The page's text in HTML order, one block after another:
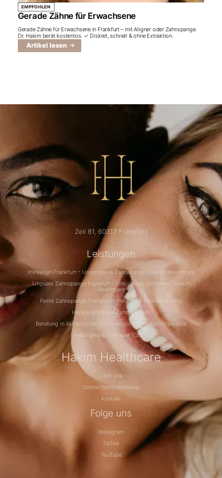
EMPFOHLEN
Gerade Zähne für Erwachsene
Gerade Zähne für Erwachsene in Frankfurt – mit Aligner oder Zahnspange.
Dr. Hakim berät kostenlos. ✓ Diskret, schnell & ohne Extraktion.
Artikel lesen
Zeil 81, 60313 Frankfurt
Leistungen
Invisalign Frankfurt – Unsichtbare Zahnspange | Hakim Healthcare
Linguale Zahnspange Frankfurt – Unsichtbar von innen | Hakim
Healthcare
Feste Zahnspange Frankfurt – Keramik & Metallbrackets
Herausnehmbare Zahnspangen
Beratung in ästhetischer Zahnmedizin und Kieferorthopädie
Kiefergelenk-Therapie (CMD)
Hakim Healthcare
Über uns
Online-Terminbuchung
Kontakt
Folge uns
Instagram
TikTok
YouTube